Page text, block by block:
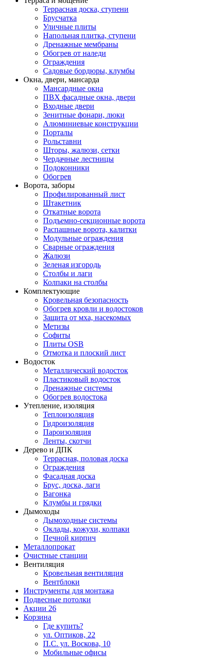
Террасная доска, ступени
Брусчатка
Уличные плиты
Напольная плитка, ступени
Дренажные мембраны
Обогрев от наледи
Ограждения
Садовые бордюры, клумбы
Окна, двери, мансарда
Мансардные окна
ПВХ фасадные окна, двери
Входные двери
Зенитные фонари, люки
Алюминиевые конструкции
Порталы
Рольставни
Шторы, жалюзи, сетки
Чердачные лестницы
Подоконники
Обогрев
Ворота, заборы
Профилированный лист
Штакетник
Откатные ворота
Подъемно-секционные ворота
Распашные ворота, калитки
Модульные ограждения
Сварные ограждения
Жалюзи
Зеленая изгородь
Столбы и лаги
Колпаки на столбы
Комплектующие
Кровельная безопасность
Обогрев кровли и водостоков
Защита от мха, насекомых
Метизы
Софиты
Плиты OSB
Отмотка и плоский лист
Водосток
Металлический водосток
Пластиковый водосток
Дренажные системы
Обогрев водостока
Утепление, изоляция
Теплоизоляция
Гидроизоляция
Пароизоляция
Ленты, скотчи
Дерево и ДПК
Террасная, половая доска
Ограждения
Фасадная доска
Брус, доска, лаги
Вагонка
Клумбы и грядки
Дымоходы
Дымоходные системы
Оклады, кожухи, колпаки
Печной кирпич
Металлопрокат
Очистные станции
Вентиляция
Кровельная вентиляция
Вентблоки
Инструменты для монтажа
Подвесные потолки
Акции 26
Корзина
Где купить?
ул. Оптиков, 22
П.С. ул. Воскова, 10
Мобильные офисы